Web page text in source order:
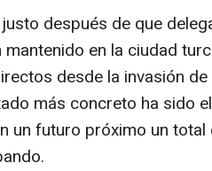
después de que
mantenido en la ciudad
desde la invasión
más concreto ha sido
un futuro próximo un